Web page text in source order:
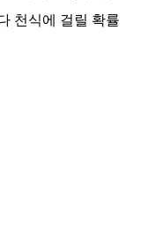
천식에 걸릴 확률